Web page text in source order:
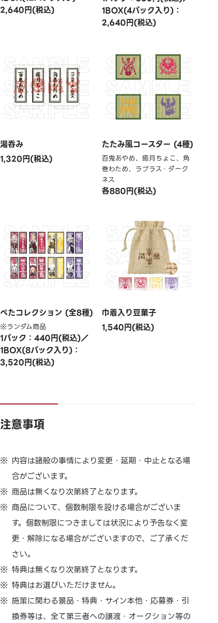
2,640円(税込)
1BOX(4パック入り)：
2,640円(税込)
湯呑み
1,320円(税込)
たたみ風コースター (4種)
百鬼あやめ、癒月ちょこ、角
巻わため、ラプラス・ダーク
ネス
各880円(税込)
ぺたコレクション (全8種)
※ランダム商品
1パック：440円(税込)／
1BOX(8パック入り)：
3,520円(税込)
巾着入り豆菓子
1,540円(税込)
注意事項
内容は諸般の事情により変更・延期・中止となる場
合がございます。
商品は無くなり次第終了となります。
商品について、個数制限を設ける場合がございま
す。個数制限につきましては状況により予告なく変
更・解除になる場合がございますので、ご了承くだ
さい。
特典は無くなり次第終了となります。
特典はお選びいただけません。
施策に関わる景品・特典・サイン本他・応募券・引
換券等は、全て第三者への譲渡・オークション等の